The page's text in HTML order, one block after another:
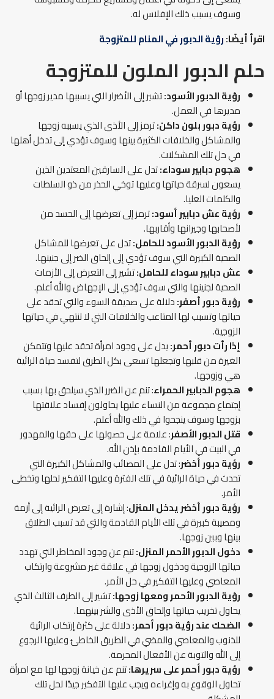
وسوف يسبب ذلك الإفلاس له.
اقرأ أيضًا:رؤية الدبور في المنام للمتزوجة
حلم الدبور الملون للمتزوجة
رؤية الدبور الأسود:تشير إلى الأضرار التي يسببها مدير زوجها أو
مديرها في العمل.
رؤية دبور بلون داكن:ترمز إلى الأذى الذي يسببه زوجها
والمشاكل والخلافات الكثيرة بينها وسوف تؤدي إلى تدخل أهلها
في حل تلك المشكلات.
هجومدبابير سوداء:تدل على السارقين المعتدين الذين
يسعون لسرقة حياتها وعليها توخي الحذر من ذو السلطات
والكلمات العليا.
رؤية عش دبابير أسود:ترمز إلى تعرضها إلى الحسد من
لأصحابها وجيرانها وأقاربها.
رؤية الدبور الأسود للحامل:تدل على تعرضها للمشاكل
الصحية الكبيرة التي سوف تؤدي إلى إلحاق الضر إلى جنينها.
عش دبابير سوداء للحامل:تشير إلى التعرض إلى الأزمات
الصحية لجنينها والتي سوف تؤدي إلى الإجهاض والله أعلم.
رؤية دبور أصفر:دلالة على صديقة السوء والتي تحقد على
حياتها وتسبب لها المتاعب والخلافات التي لا تنتهي في حياتها
الزوجية.
إذا رأت دبور أحمر:يدل على وجود امرأة تحقد عليها وتتمكن
الغيرة من قلبها وتجعلها تسعى بكل الطرق لتفسد حياة الرائية
هي وزوجها.
هجوم الدبابير الحمراء: تنم عن الضرر الذي سيلحق بها بسبب
إجتماع مجموعة من النساء عليها يحاولون إفساد علاقتها
بزوجها وسوف ينجحوا في ذلك والله أعلم.
قتل الدبور الأصفر: علامة على حصولها على حقها والمهدور
في البيت في الأيام القادمة بإذن الله.
رؤية دبور أخضر: تدل على المصائب والمشاكل الكبيرة التي
تحدث في حياة الرائية في تلك الفترة وعليها التفكير لحلها وتخطى
الأمر.
رؤية دبور أخضر يدخل المنزل: إشارة إلى تعرض الرائية إلى أزمة
ومصيبة كبيرة في تلك الأيام القادمة والتي قد تسبب الطلاق
بينها وبين زوجها.
دخول الدبور الأحمر المنزل:تنم عن وجود المخاطر التي تهدد
حياتها الزوجية ودخول زوجها في علاقة غير مشروعة وارتكاب
المعاصي وعليها التفكير في حل الأمر.
رؤية الدبور الأحمر ومعها زوجها:تشير إلى الطرف الثالث الذي
يحاول تخريب حياتها وإلحاق الأذى والشر بينهما.
الضحك عند رؤية دبور أحمر:دلالة على كثرة إرتكاب الرائية
للذنوب والمعاصي والمضي في الطريق الخاطئ وعليها الرجوع
إلى الله والتوبة عن الأفعال المحرمة.
رؤية دبور أحمر على سريرها:تنم عن خيانة زوجها لها مع امرأة
تحاول الوقوع به وإغراءه ويجب عليها التفكير جيدًا لحل تلك